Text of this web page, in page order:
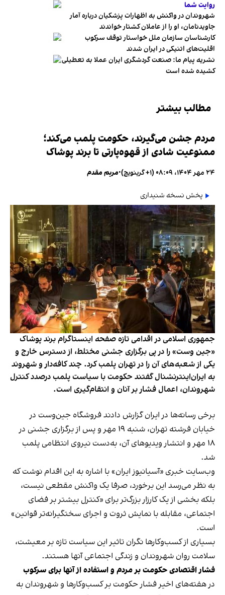
روایت شما
شهروندان در واکنش به اظهارات پزشکیان درباره آمار
جاویدنامان، او را از عاملان کشتار خواندند
کارشناسان سازمان ملل خواستار توقف سرکوب
اقلیت‌های اتنیکی در ایران شدند
نشریه پیام ما: صنعت گردشگری ایران عملا به تعطیلی
کشیده شده است
مطالب بیشتر
مردم جشن می‌گیرند، حکومت پلمب می‌کند؛
ممنوعیت شادی از قهوه‌پارتی تا برند پوشاک
۲۴ مهر ۱۴۰۴، ۰۸:۰۹ (‎+۱ گرینویچ) •مریم مقدم
پخش نسخه شنیداری
جمهوری اسلامی در اقدامی تازه صفحه اینستاگرام برند پوشاک
«جین وست» را در پی برگزاری جشنی مختلط، از دسترس خارج و
یکی از شعبه‌های آن را در تهران پلمب کرد. چند کافه‌‌دار و شهروند
به ایران‌اینترنشنال گفتند حکومت با سیاست پلمب درصدد کنترل
شهروندان، اعمال فشار بر آنان و انتقام‌گیری است.
برخی رسانه‌ها در ایران گزارش دادند فروشگاه جین‌وست در
خیابان فرشته تهران، شنبه ۱۹ مهر و پس از برگزاری جشنی در
۱۸ مهر و انتشار ویدیوهای آن، به‌دست نیروی انتظامی پلمب
شد.
وب‌سایت خبری «آسیانیوز ایران» با اشاره به این اقدام نوشت که
به نظر می‌رسد این برخورد، صرفا یک واکنش مقطعی نیست،
بلکه بخشی از یک کارزار بزرگ‌تر برای «کنترل بیشتر بر فضای
اجتماعی، مقابله با نمایش ثروت و اجرای سختگیرانه‌تر قوانین»
است.
بسیاری از کسب‌وکارها نگران تاثیر این سیاست‌ تازه بر معیشت،
سلامت روان شهروندان و زندگی اجتماعی آنها هستند.
فشار اقتصادی حکومت بر مردم و استفاده از آنها برای سرکوب
در هفته‌های اخیر فشار حکومت بر کسب‌وکارها و شهروندان به